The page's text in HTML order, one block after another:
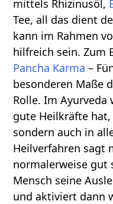
mittels Rhizinusöl,
Tee, all das dient
kann im Rahmen
hilfreich sein. Zum
Pancha Karma –
besonderen Maße
Rolle. Im
gute Heilkräfte
sondern auch in
Heilverfahren sagt
normalerweise gut
Mensch seine
und aktiviert dann